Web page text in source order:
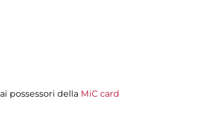
possessori della MiC card